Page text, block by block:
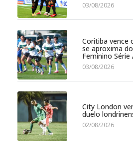
03/08/2026
Coritiba vence
se aproxima
Feminino Série
03/08/2026
City London
duelo
02/08/2026